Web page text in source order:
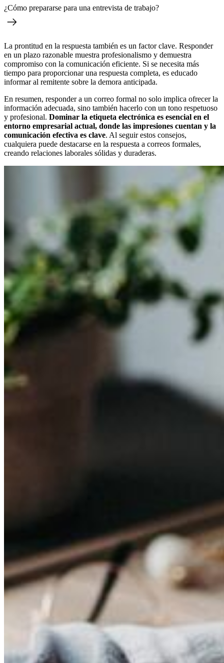
¿Cómo prepararse para una entrevista de trabajo?
La prontitud en la respuesta también es un factor clave. Responder
en un plazo razonable muestra profesionalismo y demuestra
compromiso con la comunicación eficiente. Si se necesita más
tiempo para proporcionar una respuesta completa, es educado
informar al remitente sobre la demora anticipada.
En resumen, responder a un correo formal no solo implica ofrecer la
información adecuada, sino también hacerlo con un tono respetuoso
y profesional. Dominar la etiqueta electrónica es esencial en el
entorno empresarial actual, donde las impresiones cuentan y la
comunicación efectiva es clave. Al seguir estos consejos,
cualquiera puede destacarse en la respuesta a correos formales,
creando relaciones laborales sólidas y duraderas.